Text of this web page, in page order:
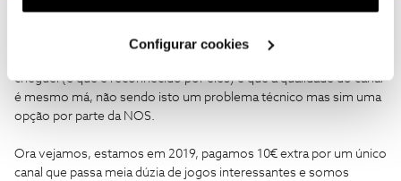
utilização dos cookies clicando em "Configurar
Configurar cookies
cheguei (e que é reconhecido por eles) é que a qualidade do canal
é mesmo má, não sendo isto um problema técnico mas sim uma
opção por parte da NOS.
Ora vejamos, estamos em 2019, pagamos 10€ extra por um único
canal que passa meia dúzia de jogos interessantes e somos